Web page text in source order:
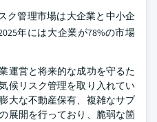
ク管理市場は大企業と中小企
年には大企業が78%の市場
運営と将来的な成功を守るた
候リスク管理を取り入れてい
大な不動産保有、複雑なサプ
展開を行っており、脆弱な箇